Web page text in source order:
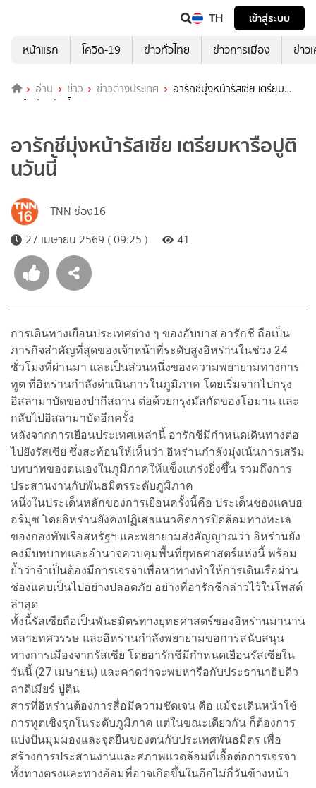
TH
เข้าสู่ระบบ
หน้าแรก
โควิด-19 ข่าวทั่วไทย ข่าวการเมือง ข่าว
อ่าน ข่าว ข่าวต่างประเทศ
อารักชีมุ่งหน้ารัสเซีย เตรียม
หารือปูตินวันนี้
อารักชีมุ่งหน้ารัสเซีย เตรียมหารือปูติ
นวันนี้
TNN ช่อง16
27 เมษายน 2569 ( 09:25 )
41
การเดินทางเยือนประเทศต่าง ๆ ของอับบาส อารักชี ถือเป็น
ภารกิจสำคัญที่สุดของเจ้าหน้าที่ระดับสูงอิหร่านในช่วง 24
ชั่วโมงที่ผ่านมา และเป็นส่วนหนึ่งของความพยายามทางการ
ทูต ที่อิหร่านกำลังดำเนินการในภูมิภาค โดยเริ่มจากไปกรุง
อิสลามาบัดของปากีสถาน ต่อด้วยกรุงมัสกัตของโอมาน และ
กลับไปอิสลามาบัดอีกครั้ง
หลังจากการเยือนประเทศเหล่านี้ อารักชีมีกำหนดเดินทางต่อ
ไปยังรัสเซีย ซึ่งสะท้อนให้เห็นว่า อิหร่านกำลังมุ่งเน้นการเสริม
บทบาทของตนเองในภูมิภาคให้แข็งแกร่งยิ่งขึ้น รวมถึงการ
ประสานงานกับพันธมิตรระดับภูมิภาค
หนึ่งในประเด็นหลักของการเยือนครั้งนี้คือ ประเด็นช่องแคบฮ
อร์มุซ โดยอิหร่านยังคงปฏิเสธแนวคิดการปิดล้อมทางทะเล
ของกองทัพเรือสหรัฐฯ และพยายามส่งสัญญาณว่า อิหร่านยัง
คงมีบทบาทและอำนาจควบคุมพื้นที่ยุทธศาสตร์แห่งนี้ พร้อม
ย้ำว่าจำเป็นต้องมีการเจรจาเพื่อหาทางทำให้การเดินเรือผ่าน
ช่องแคบเป็นไปอย่างปลอดภัย อย่างที่อารักชีกล่าวไว้ในโพสต์
ล่าสุด
ทั้งนี้รัสเซียถือเป็นพันธมิตรทางยุทธศาสตร์ของอิหร่านมานาน
หลายทศวรรษ และอิหร่านกำลังพยายามขอการสนับสนุน
ทางการเมืองจากรัสเซีย โดยอารักชีมีกำหนดเยือนรัสเซียใน
วันนี้ (27 เมษายน) และคาดว่าจะพบหารือกับประธานาธิบดีว
ลาดิเมียร์ ปูติน
สารที่อิหร่านต้องการสื่อมีความชัดเจน คือ แม้จะเดินหน้าใช้
การทูตเชิงรุกในระดับภูมิภาค แต่ในขณะเดียวกัน ก็ต้องการ
แบ่งปันมุมมองและจุดยืนของตนกับประเทศพันธมิตร เพื่อ
สร้างการประสานงานและสภาพแวดล้อมที่เอื้อต่อการเจรจา
ทั้งทางตรงและทางอ้อมที่อาจเกิดขึ้นในอีกไม่กี่วันข้างหน้า